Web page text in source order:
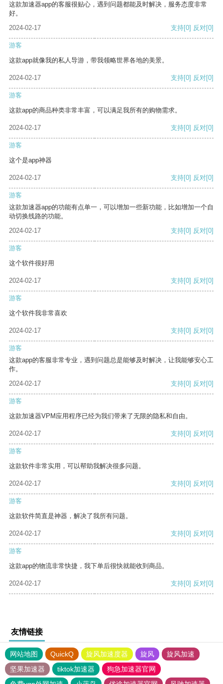
这款加速器app的客服很贴心，遇到问题都能及时解决，服务态度非常
好。
2024-02-17
支持[0] 反对[0]
游客
这款app就像我的私人导游，带我领略世界各地的美景。
2024-02-17 支持[0] 反对[0]
游客
这款app的商品种类非常丰富，可以满足我所有的购物需求。
2024-02-17 支持[0] 反对[0]
游客
这个是app神器
2024-02-17 支持[0] 反对[0]
游客
这款加速器app的功能有点单一，可以增加一些新功能，比如增加一个自
动切换线路的功能。
2024-02-17
支持[0] 反对[0]
游客
这个软件很好用
2024-02-17 支持[0] 反对[0]
游客
这个软件我非常喜欢
2024-02-17 支持[0] 反对[0]
游客
这款app的客服非常专业，遇到问题总是能够及时解决，让我能够安心工
作。
2024-02-17
支持[0] 反对[0]
游客
这款加速器VPM应用程序已经为我们带来了无限的隐私和自由。
2024-02-17 支持[0] 反对[0]
游客
这款软件非常实用，可以帮助我解决很多问题。
2024-02-17 支持[0] 反对[0]
游客
这款软件简直是神器，解决了我所有问题。
2024-02-17 支持[0] 反对[0]
游客
这款app的物流非常快捷，我下单后很快就能收到商品。
2024-02-17 支持[0] 反对[0]
友情链接
网站地图 QuickQ 旋风加速度器 旋风
旋风加速
坚果加速器
tiktok加速器
狗急加速器官网